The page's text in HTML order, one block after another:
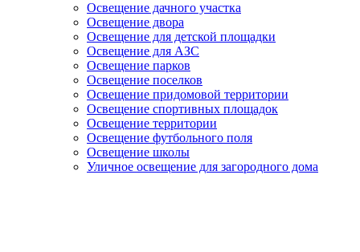
Освещение дачного участка
Освещение двора
Освещение для детской площадки
Освещение для АЗС
Освещение парков
Освещение поселков
Освещение придомовой территории
Освещение спортивных площадок
Освещение территории
Освещение футбольного поля
Освещение школы
Уличное освещение для загородного дома